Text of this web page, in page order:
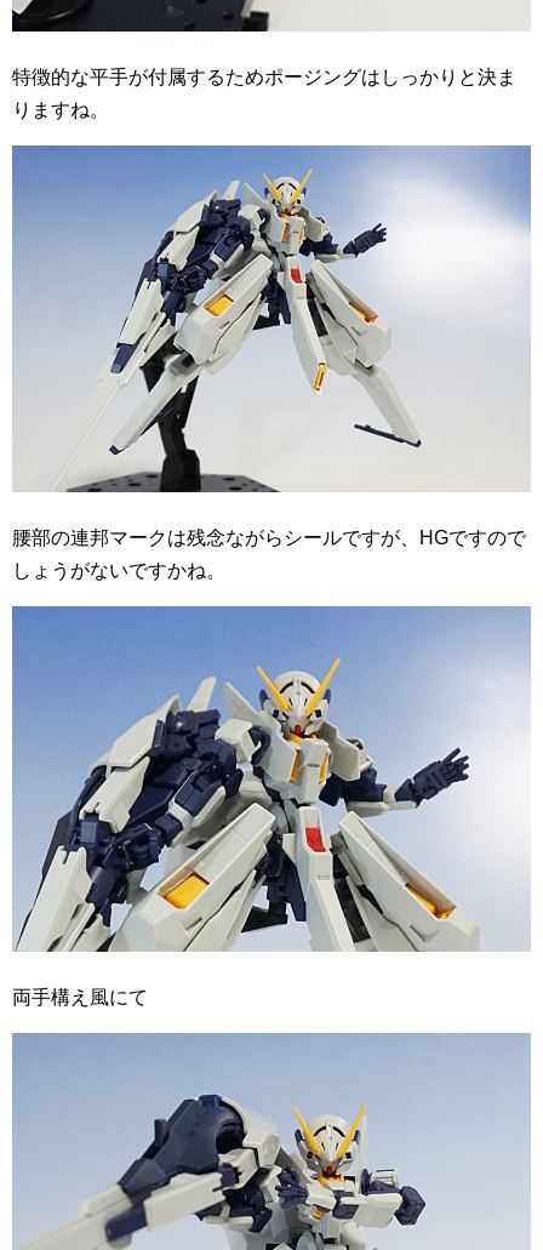
特徴的な平手が付属するためポージングはしっかりと決ま
りますね。
腰部の連邦マークは残念ながらシールですが、HGですので
しょうがないですかね。
両手構え風にて